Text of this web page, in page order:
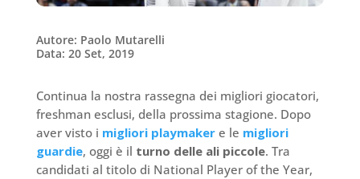
Autore: Paolo Mutarelli
Data: 20 Set, 2019
Continua la nostra rassegna dei migliori giocatori,
freshman esclusi, della prossima stagione. Dopo
aver visto i migliori playmaker e le migliori
guardie, oggi è il turno delle ali piccole. Tra
candidati al titolo di National Player of the Year,